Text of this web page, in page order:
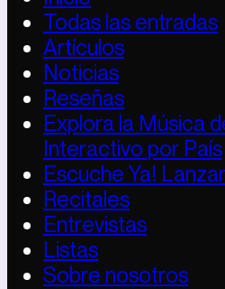
Todas las entradas
Artículos
Noticias
Reseñas
Explora la Música
Interactivo por País
Escuche Ya!
Recitales
Entrevistas
Listas
Sobre nosotros